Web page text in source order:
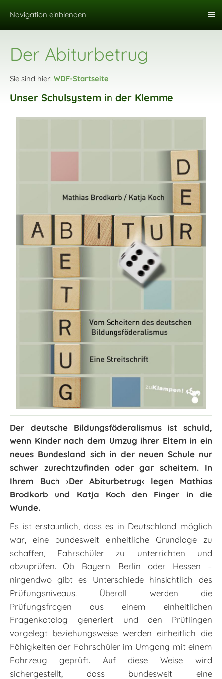
Navigation einblenden
Der Abiturbetrug
Sie sind hier: WDF-Startseite
Unser Schulsystem in der Klemme
Der deutsche Bildungsföderalismus ist schuld,
wenn Kinder nach dem Umzug ihrer Eltern in ein
neues Bundesland sich in der neuen Schule nur
schwer zurechtzufinden oder gar scheitern. In
Ihrem Buch ›Der Abiturbetrug‹ legen Mathias
Brodkorb und Katja Koch den Finger in die
Wunde.
Es ist erstaunlich, dass es in Deutschland möglich
war, eine bundesweit einheitliche Grundlage zu
schaffen, Fahrschüler zu unterrichten und
abzuprüfen. Ob Bayern, Berlin oder Hessen –
nirgendwo gibt es Unterschiede hinsichtlich des
Prüfungsniveaus. Überall werden die
Prüfungsfragen aus einem einheitlichen
Fragenkatalog generiert und den Prüflingen
vorgelegt beziehungsweise werden einheitlich die
Fähigkeiten der Fahrschüler im Umgang mit einem
Fahrzeug geprüft. Auf diese Weise wird
sichergestellt, dass bundesweit eine